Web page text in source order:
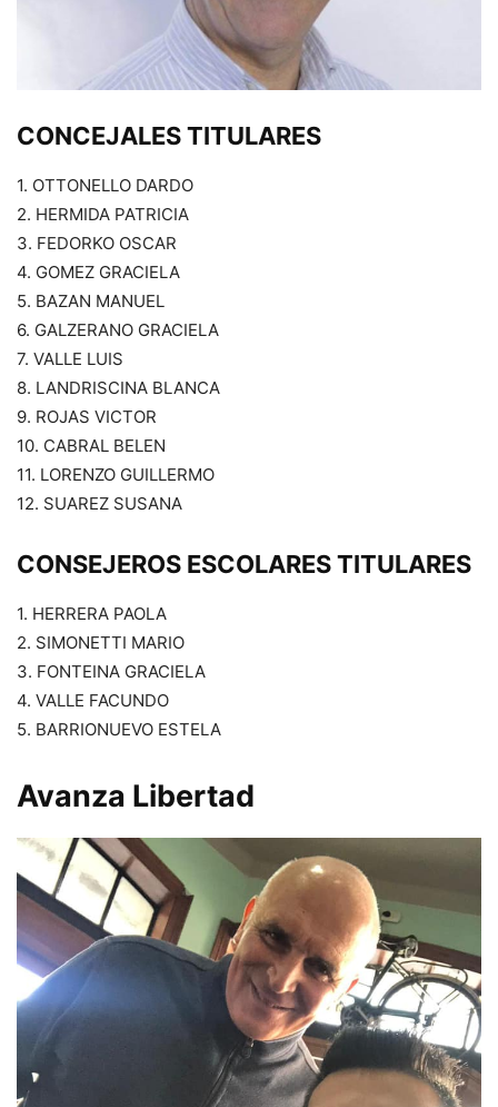
CONCEJALES TITULARES
1. OTTONELLO DARDO
2. HERMIDA PATRICIA
3. FEDORKO OSCAR
4. GOMEZ GRACIELA
5. BAZAN MANUEL
6. GALZERANO GRACIELA
7. VALLE LUIS
8. LANDRISCINA BLANCA
9. ROJAS VICTOR
10. CABRAL BELEN
11. LORENZO GUILLERMO
12. SUAREZ SUSANA
CONSEJEROS ESCOLARES TITULARES
1. HERRERA PAOLA
2. SIMONETTI MARIO
3. FONTEINA GRACIELA
4. VALLE FACUNDO
5. BARRIONUEVO ESTELA
Avanza Libertad